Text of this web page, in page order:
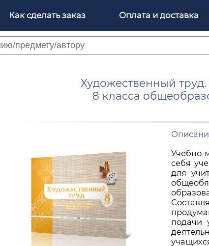
Как сделать заказ Оплата и доставка
Художественный
8 класса
Учебно-
себя
для
подачи